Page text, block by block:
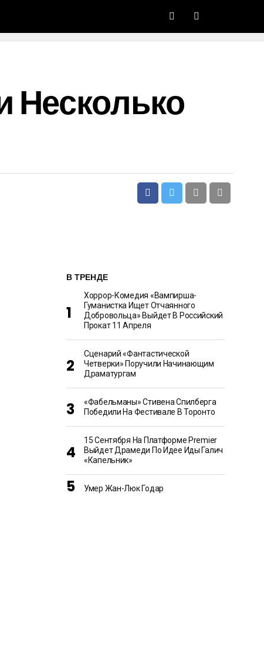
Несколько
В ТРЕНДЕ
Хоррор-Комедия «Вампирша-
Гуманистка Ищет Отчаянного
Добровольца» Выйдет В Российский
Прокат 11 Апреля
Сценарий «Фантастической
Четверки» Поручили Начинающим
Драматургам
«Фабельманы» Стивена Спилберга
Победили На Фестивале В Торонто
15 Сентября На Платформе Premier
Выйдет Драмеди По Идее Иды Галич
«Капельник»
Умер Жан-Люк Годар